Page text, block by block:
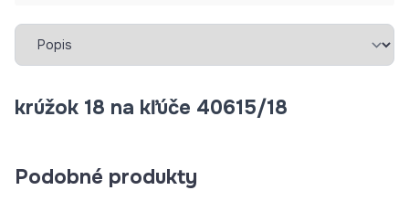
Vybrať záložku
krúžok 18 na kľúče 40615/18
Podobné produkty